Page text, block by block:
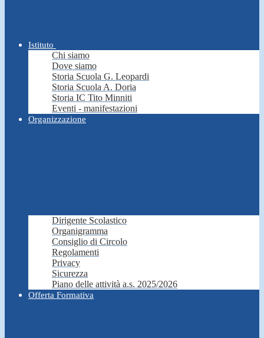
Istituto
Chi siamo
Dove siamo
Storia Scuola G. Leopardi
Storia Scuola A. Doria
Storia IC Tito Minniti
Eventi - manifestazioni
Organizzazione
Dirigente Scolastico
Organigramma
Consiglio di Circolo
Regolamenti
Privacy
Sicurezza
Piano delle attività a.s. 2025/2026
Offerta Formativa